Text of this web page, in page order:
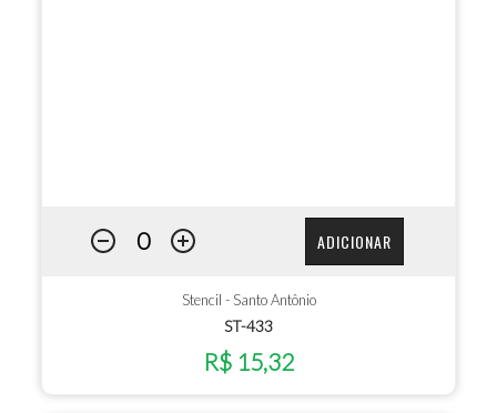
ADICIONAR
Stencil - Santo Antônio
ST-433
R$ 15,32